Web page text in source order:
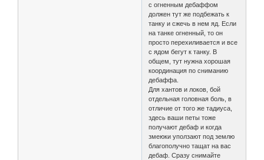
с огненным дебаффом
должен тут же подбежать к
танку и сжечь в нем яд. Если
на танке огненный, то он
просто перехиливается и все
с ядом бегут к танку. В
общем, тут нужна хорошая
координация по сниманию
дебаффа.
Для хантов и локов, бой
отдельная головная боль, в
отличие от того же тадиуса,
здесь ваши петы тоже
получают дебаф и когда
змеюки уползают под землю
благополучно тащат на вас
дебаф. Сразу снимайте